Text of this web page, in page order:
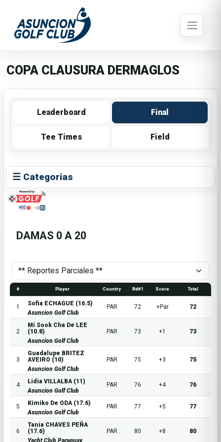
COPA CLAUSURA DERMAGLOS
Leaderboard Final
Tee Times Field
☰ Categorias
DAMAS 0 A 20
# Player Country Rd#1 Score Total
1
Sofia ECHAGUE (16.5)
Asuncion Golf Club
PAR 72 +Par 72
2
Mi Sook Cha De LEE
(10.8)
Asuncion Golf Club
PAR 73 +1 73
3
Guadalupe BRITEZ
AVEIRO (10)
Asuncion Golf Club
PAR 75 +3 75
4
Lidia VILLALBA (11)
Asuncion Golf Club
PAR 76 +4 76
5
Kimiko De ODA (17.6)
Asuncion Golf Club
PAR 77 +5 77
6
Tania CHAVES PEÑA
(17.6)
Yacht Club Paraguay
PAR 80 +8 80